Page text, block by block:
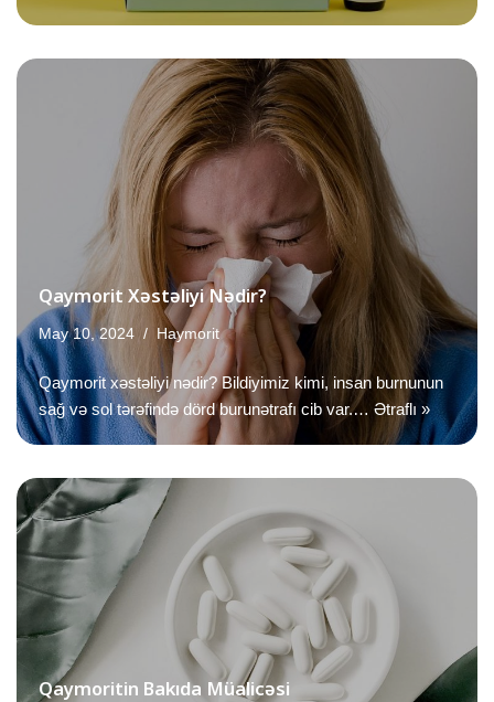
Qaymorit Xəstəliyi Nədir?
May 10, 2024 Haymorit
Qaymorit xəstəliyi nədir? Bildiyimiz kimi, insan burnunun
sağ və sol tərəfində dörd burunətrafı cib var.… Ətraflı »
Qaymoritin Bakıda Müalicəsi